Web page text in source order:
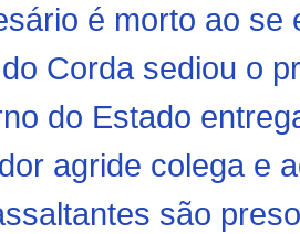
é morto ao
Corda sediou o
do Estado
agride colega e
são